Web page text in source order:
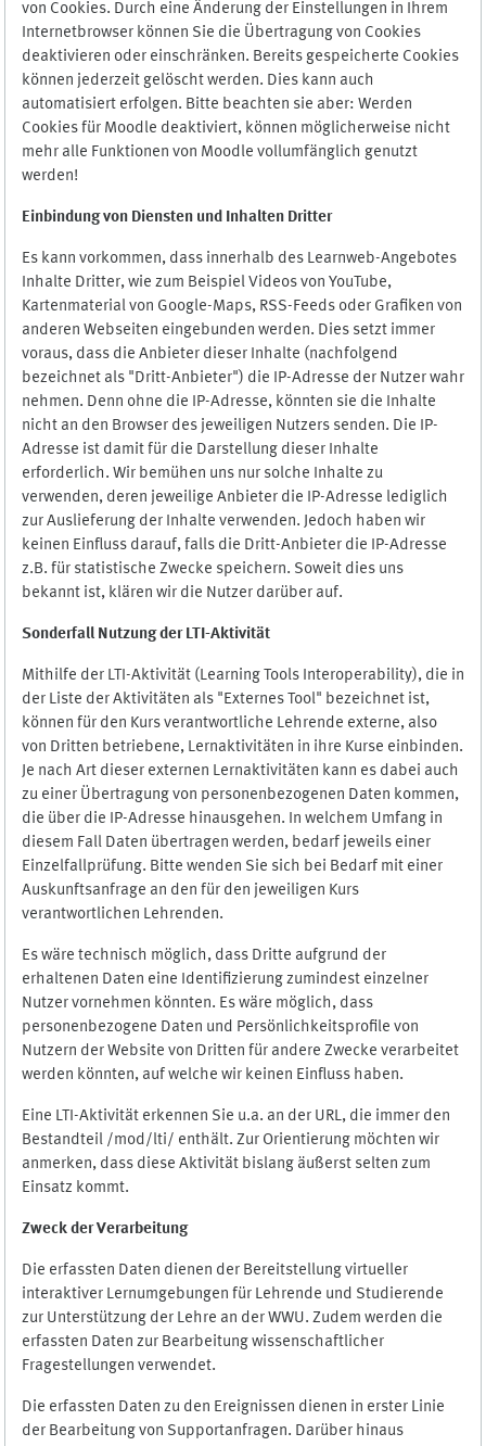
von Cookies. Durch eine Änderung der Einstellungen in Ihrem
Internetbrowser können Sie die Übertragung von Cookies
deaktivieren oder einschränken. Bereits gespeicherte Cookies
können jederzeit gelöscht werden. Dies kann auch
automatisiert erfolgen. Bitte beachten sie aber: Werden
Cookies für Moodle deaktiviert, können möglicherweise nicht
mehr alle Funktionen von Moodle vollumfänglich genutzt
werden!
Einbindung von Diensten und Inhalten Dritter
Es kann vorkommen, dass innerhalb des Learnweb-Angebotes
Inhalte Dritter, wie zum Beispiel Videos von YouTube,
Kartenmaterial von Google-Maps, RSS-Feeds oder Grafiken von
anderen Webseiten eingebunden werden. Dies setzt immer
voraus, dass die Anbieter dieser Inhalte (nachfolgend
bezeichnet als "Dritt-Anbieter") die IP-Adresse der Nutzer wahr
nehmen. Denn ohne die IP-Adresse, könnten sie die Inhalte
nicht an den Browser des jeweiligen Nutzers senden. Die IP-
Adresse ist damit für die Darstellung dieser Inhalte
erforderlich. Wir bemühen uns nur solche Inhalte zu
verwenden, deren jeweilige Anbieter die IP-Adresse lediglich
zur Auslieferung der Inhalte verwenden. Jedoch haben wir
keinen Einfluss darauf, falls die Dritt-Anbieter die IP-Adresse
z.B. für statistische Zwecke speichern. Soweit dies uns
bekannt ist, klären wir die Nutzer darüber auf.
Sonderfall Nutzung der LTI-Aktivität
Mithilfe der LTI-Aktivität (Learning Tools Interoperability), die in
der Liste der Aktivitäten als "Externes Tool" bezeichnet ist,
können für den Kurs verantwortliche Lehrende externe, also
von Dritten betriebene, Lernaktivitäten in ihre Kurse einbinden.
Je nach Art dieser externen Lernaktivitäten kann es dabei auch
zu einer Übertragung von personenbezogenen Daten kommen,
die über die IP-Adresse hinausgehen. In welchem Umfang in
diesem Fall Daten übertragen werden, bedarf jeweils einer
Einzelfallprüfung. Bitte wenden Sie sich bei Bedarf mit einer
Auskunftsanfrage an den für den jeweiligen Kurs
verantwortlichen Lehrenden.
Es wäre technisch möglich, dass Dritte aufgrund der
erhaltenen Daten eine Identifizierung zumindest einzelner
Nutzer vornehmen könnten. Es wäre möglich, dass
personenbezogene Daten und Persönlichkeitsprofile von
Nutzern der Website von Dritten für andere Zwecke verarbeitet
werden könnten, auf welche wir keinen Einfluss haben.
Eine LTI-Aktivität erkennen Sie u.a. an der URL, die immer den
Bestandteil /mod/lti/ enthält. Zur Orientierung möchten wir
anmerken, dass diese Aktivität bislang äußerst selten zum
Einsatz kommt.
Zweck der Verarbeitung
Die erfassten Daten dienen der Bereitstellung virtueller
interaktiver Lernumgebungen für Lehrende und Studierende
zur Unterstützung der Lehre an der WWU. Zudem werden die
erfassten Daten zur Bearbeitung wissenschaftlicher
Fragestellungen verwendet.
Die erfassten Daten zu den Ereignissen dienen in erster Linie
der Bearbeitung von Supportanfragen. Darüber hinaus